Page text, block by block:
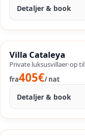
Detaljer & book
SALES
OP TIL− 36%
Villa Cataleya
Private luksusvillaer·op til
fra405€/nat
Detaljer & book